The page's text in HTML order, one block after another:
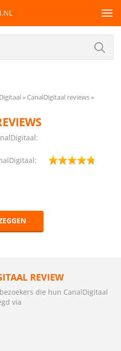
CanalDigitaal reviews
REVIEW
die hun CanalDigitaal
via